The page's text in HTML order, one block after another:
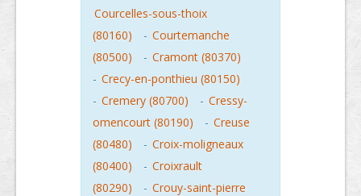
Courcelles-sous-thoix
(80160)
- Courtemanche
(80500)
- Cramont (80370)
- Crecy-en-ponthieu (80150)
- Cremery (80700) - Cressy-
omencourt (80190)
- Creuse
(80480)
- Croix-moligneaux
(80400)
- Croixrault
(80290)
- Crouy-saint-pierre